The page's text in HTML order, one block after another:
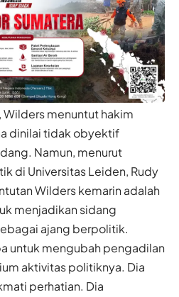
Wilders menuntut hakim
dinilai tidak obyektif
Namun, menurut
di Universitas Leiden, Rudy
Wilders kemarin adalah
menjadikan sidang
ajang berpolitik.
untuk mengubah pengadilan
aktivitas politiknya. Dia
perhatian. Dia